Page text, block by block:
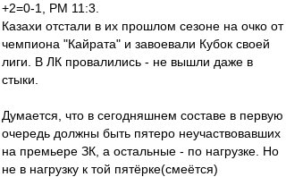
+2=0-1, РМ 11:3.
Казахи отстали в их прошлом сезоне на очко от
чемпиона "Кайрата" и завоевали Кубок своей
лиги. В ЛК провалились - не вышли даже в
стыки.
Думается, что в сегодняшнем составе в первую
очередь должны быть пятеро неучаствовавших
на премьере ЗК, а остальные - по нагрузке. Но
не в нагрузку к той пятёрке(смеётся)